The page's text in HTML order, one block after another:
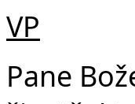
VP
Pane